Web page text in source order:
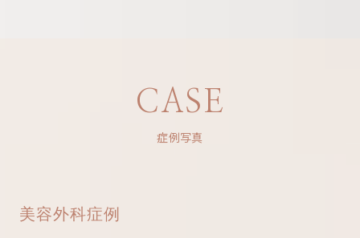
CASE
症例写真
美容外科症例